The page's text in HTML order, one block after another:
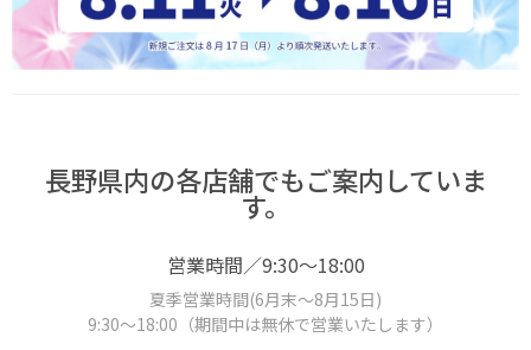
長野県内の各店舗でもご案内していま
す。
営業時間／9:30～18:00
夏季営業時間(6月末～8月15日)
9:30～18:00（期間中は無休で営業いたします）